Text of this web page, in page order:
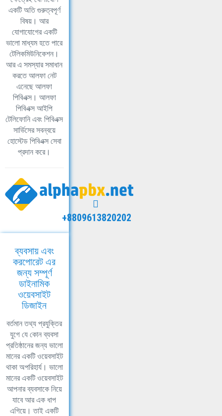
একটি অতি গুরুত্বপূর্ণ
বিষয়। আর
যোগাযোগের একটি
ভালো মাধ্যম হতে পারে
টেলিকমিউনিকেশন।
আর এ সমস্যার সমাধান
করতে আলফা নেট
এনেছে আলফা
পিবিএক্স। আলফা
পিবিএক্স আইপি
টেলিফোনি এবং পিবিএক্স
সার্ভিসের সবন্বয়ে
হোস্টেড পিবিএক্স সেবা
প্রদান করে।
+8809613820202
ব্যবসায় এবং
করপোরেট এর
জন্য সম্পূর্ণ
ডাইনামিক
ওয়েবসাইট
ডিজাইন
বর্তমান তথ্য প্রযুক্তির
যুগে যে কোন ব্যবসা
প্রতিষ্ঠানের জন্য ভালো
মানের একটি ওয়েবসাইট
থাকা অপরিহার্য। ভালো
মানের একটি ওয়েবসাইট
আপনার ব্যবসাকে নিয়ে
যাবে আর এক ধাপ
এগিয়ে। তাই একটি